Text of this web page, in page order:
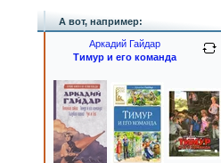
А вот, например:
Аркадий Гайдар
Тимур и его команда